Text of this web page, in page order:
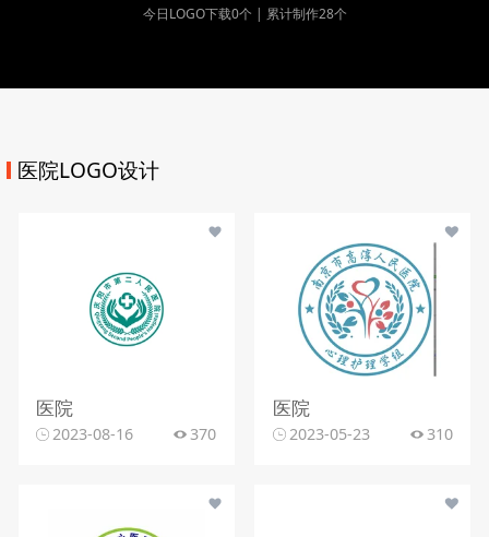
今日LOGO下载0个 | 累计制作28个
医院LOGO设计
医院
2023-08-16 370
医院
2023-05-23 310